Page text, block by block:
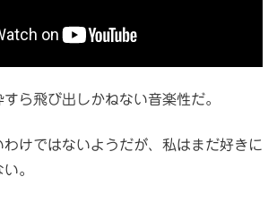
ら飛び出しかねない音楽性だ。
けではないようだが、私はまだ好きに
。